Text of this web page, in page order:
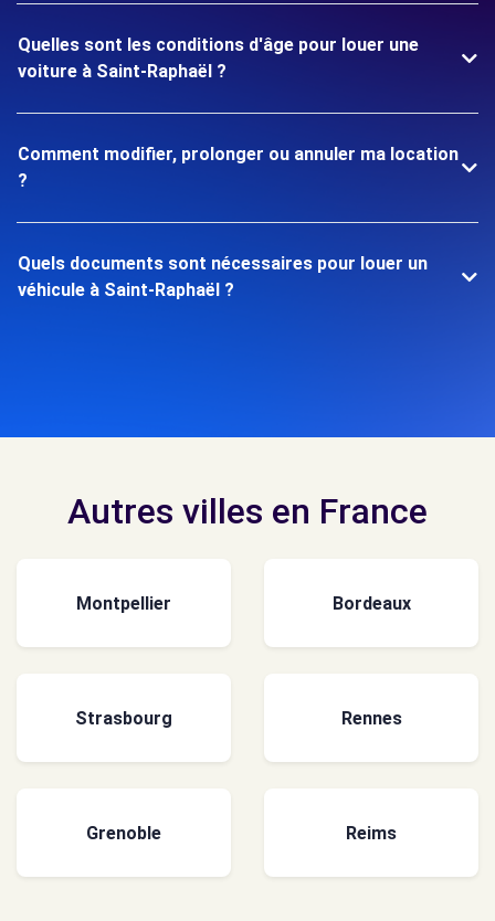
Quelles sont les conditions d'âge pour louer une
voiture à Saint-Raphaël ?
Comment modifier, prolonger ou annuler ma location
?
Quels documents sont nécessaires pour louer un
véhicule à Saint-Raphaël ?
Autres villes en France
Montpellier Bordeaux
Strasbourg Rennes
Grenoble Reims